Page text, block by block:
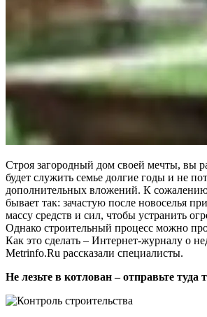
Строя загородный дом своей мечты, вы
будет служить семье долгие годы и не
дополнительных вложений. К
бывает так: зачастую после новоселья
массу средств и сил, чтобы устранить
Однако строительный процесс можно
Как это сделать – Интернет-журналу о
Metrinfo.Ru рассказали специалисты.
Не лезьте в котлован – отправьте туда